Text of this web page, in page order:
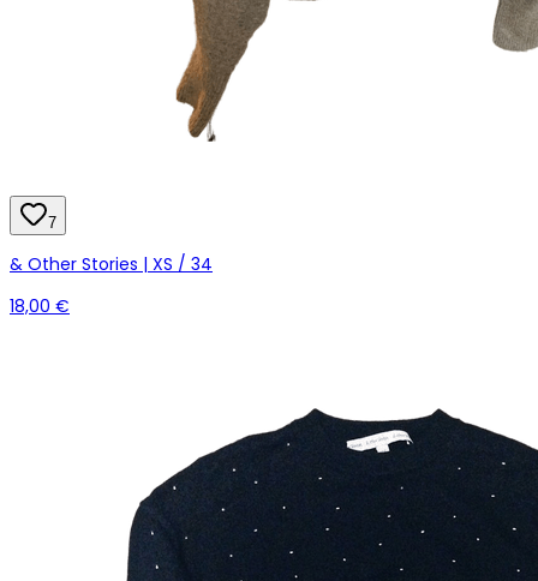
7
& Other Stories | XS / 34
18,00 €